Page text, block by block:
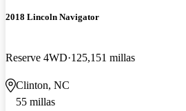
2018 Lincoln Navigator
Reserve 4WD 125,151 millas
Clinton, NC
55 millas